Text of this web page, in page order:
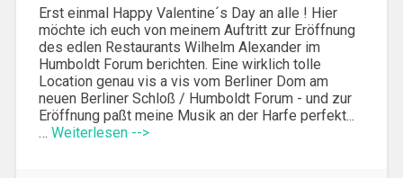
Erst einmal Happy Valentine´s Day an alle ! Hier
möchte ich euch von meinem Auftritt zur Eröffnung
des edlen Restaurants Wilhelm Alexander im
Humboldt Forum berichten. Eine wirklich tolle
Location genau vis a vis vom Berliner Dom am
neuen Berliner Schloß / Humboldt Forum - und zur
Eröffnung paßt meine Musik an der Harfe perfekt...
… Weiterlesen -->